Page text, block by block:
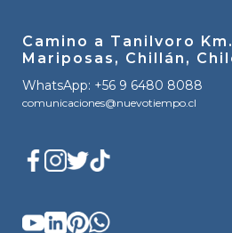
Camino a Tanilvoro
Mariposas, Chillán,
WhatsApp: +56 9 6480 8088
comunicaciones@nuevotiempo.cl